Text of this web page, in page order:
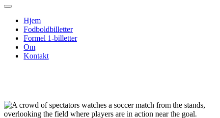
Hjem
Fodboldbilletter
Formel 1-billetter
Om
Kontakt